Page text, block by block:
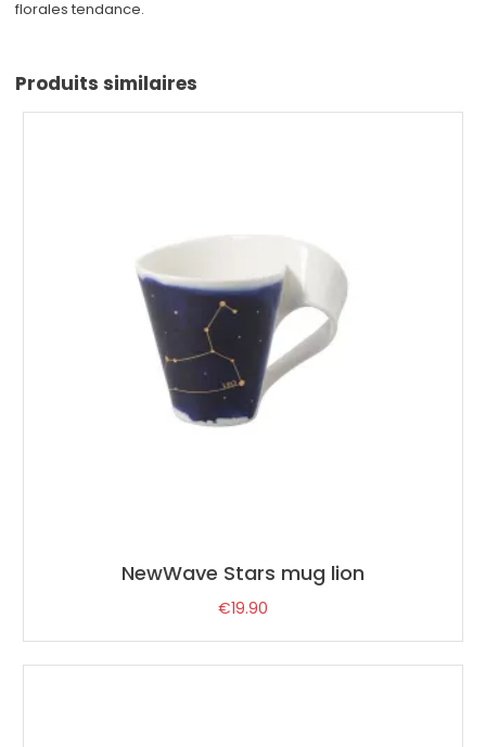
florales tendance.
Produits similaires
NewWave Stars mug lion
€19.90